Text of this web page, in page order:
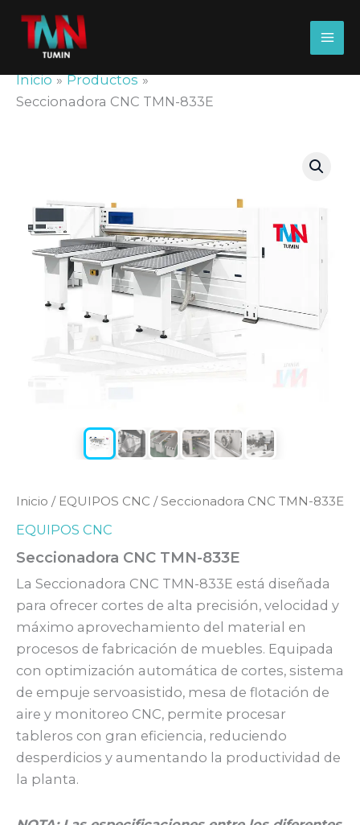
contenido
Seccionadora CNC TMN-
833E
Inicio
Productos
Seccionadora CNC TMN-833E
Inicio / EQUIPOS CNC / Seccionadora CNC TMN-833E
EQUIPOS CNC
Seccionadora CNC TMN-833E
La Seccionadora CNC TMN-833E está diseñada
para ofrecer cortes de alta precisión, velocidad y
máximo aprovechamiento del material en
procesos de fabricación de muebles. Equipada
con optimización automática de cortes, sistema
de empuje servoasistido, mesa de flotación de
aire y monitoreo CNC, permite procesar
tableros con gran eficiencia, reduciendo
desperdicios y aumentando la productividad de
la planta.